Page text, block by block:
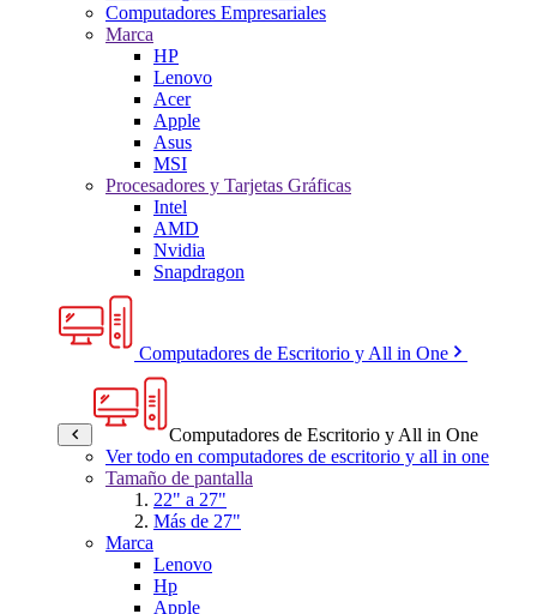
Computadores Empresariales
Marca
HP
Lenovo
Acer
Apple
Asus
MSI
Procesadores y Tarjetas Gráficas
Intel
AMD
Nvidia
Snapdragon
Computadores de Escritorio y All in One
Computadores de Escritorio y All in One
Ver todo en computadores de escritorio y all in one
Tamaño de pantalla
22" a 27"
Más de 27"
Marca
Lenovo
Hp
Apple